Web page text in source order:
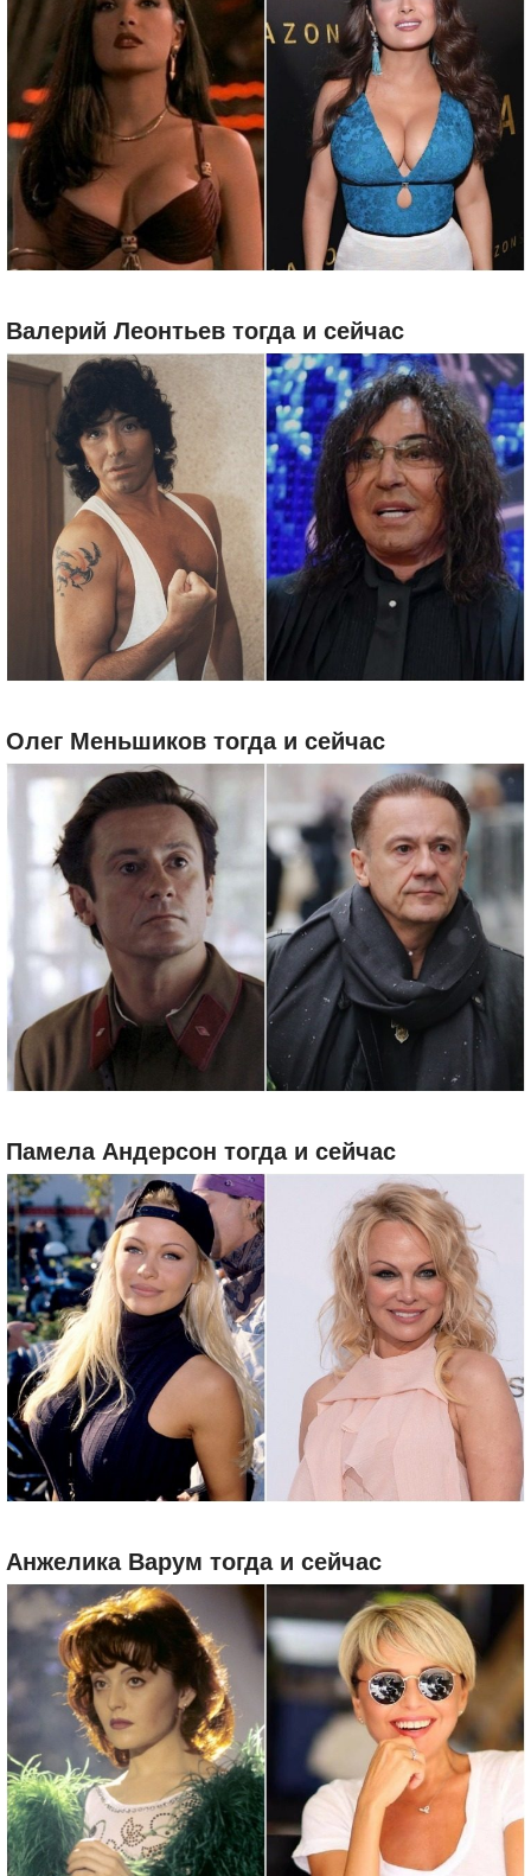
Валерий Леонтьев тогда и сейчас
Олег Меньшиков тогда и сейчас
Памела Андерсон тогда и сейчас
Анжелика Варум тогда и сейчас